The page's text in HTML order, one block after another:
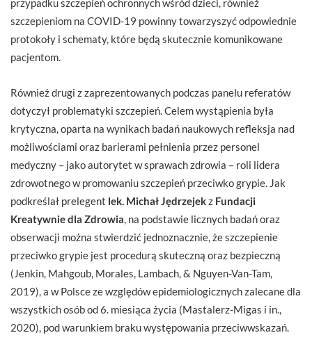
przypadku szczepień ochronnych wśród dzieci, również
szczepieniom na COVID-19 powinny towarzyszyć odpowiednie
protokoły i schematy, które będą skutecznie komunikowane
pacjentom.
Również drugi z zaprezentowanych podczas panelu referatów
dotyczył problematyki szczepień. Celem wystąpienia była
krytyczna, oparta na wynikach badań naukowych refleksja nad
możliwościami oraz barierami pełnienia przez personel
medyczny – jako autorytet w sprawach zdrowia – roli lidera
zdrowotnego w promowaniu szczepień przeciwko grypie. Jak
podkreślał prelegent lek. Michał Jędrzejekz Fundacji
Kreatywnie dla Zdrowia, na podstawie licznych badań oraz
obserwacji można stwierdzić jednoznacznie, że szczepienie
przeciwko grypie jest procedurą skuteczną oraz bezpieczną
(Jenkin, Mahgoub, Morales, Lambach, & Nguyen-Van-Tam,
2019), a w Polsce ze względów epidemiologicznych zalecane dla
wszystkich osób od 6. miesiąca życia (Mastalerz-Migas i in.,
2020), pod warunkiem braku występowania przeciwwskazań.